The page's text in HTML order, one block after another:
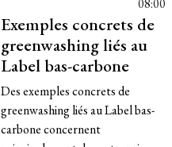
08:00
Exemples concrets de
greenwashing liés au
Label bas-carbone
Des exemples concrets de
greenwashing liés au Label bas-
carbone concernent